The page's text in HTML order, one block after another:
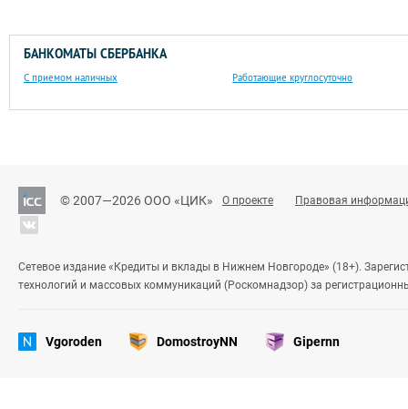
БАНКОМАТЫ СБЕРБАНКА
С приемом наличных Работающие круглосуточно
© 2007—2026 ООО «ЦИК» О проекте Правовая
Сетевое издание «Кредиты и вклады в Нижнем Новгороде» (18+).
технологий и массовых коммуникаций (Роскомнадзор) за
Vgoroden DomostroyNN Gipernn